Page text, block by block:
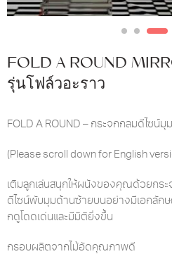
FOLD A ROUND
รุ่นโฟล์วอะราว
FOLD A ROUND – กระจกกลมดีไซน์มุ
(Please scroll down for English
เติมลูกเล่นสนุกให้ผนังของคุณด้วยกระ
ดีไซน์พับมุมด้านซ้ายบนอย่างมีเอกลัก
กดูโดดเด่นและมีมิติยิ่งขึ้น
กรอบผลิตจากไม้อัดคุณภาพดี